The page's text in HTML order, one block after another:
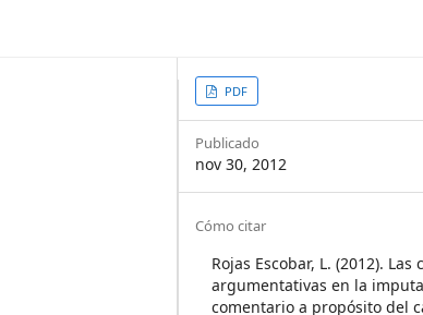
Article
Sidebar
PDF
Publicado
nov 30, 2012
Article
Details
Cómo citar
Rojas Escobar, L. (2012). Las
argumentativas en la
comentario a propósito del